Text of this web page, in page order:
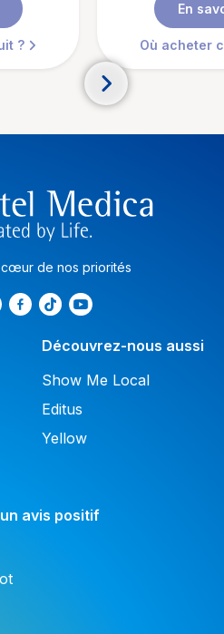
?
En
Où acheter
cœur de nos priorités
Découvrez-nous aussi
Show Me Local
Editus
Yellow
avis positif